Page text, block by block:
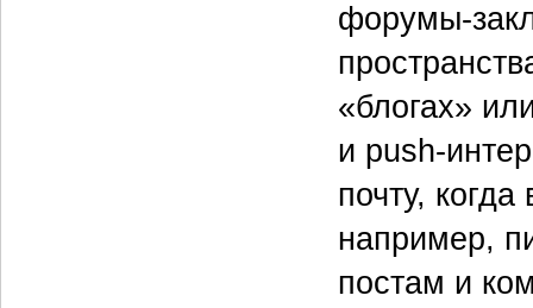
форумы-
«блогах»
и push-
почту,
например,
постам и